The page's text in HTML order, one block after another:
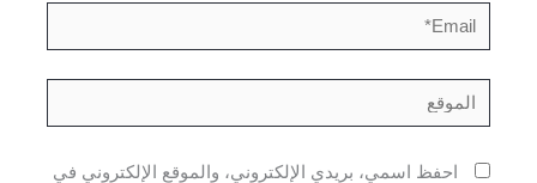
Email*
الموقع
احفظ اسمي، بريدي الإلكتروني، والموقع الإلكتروني في